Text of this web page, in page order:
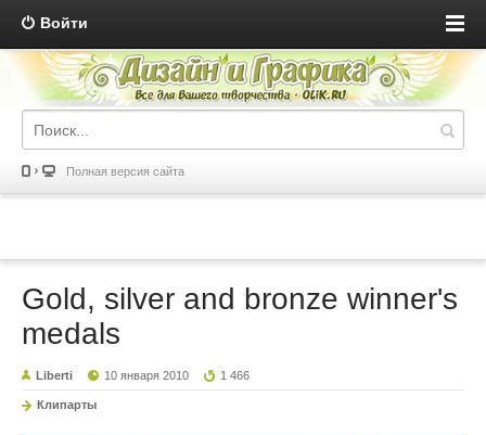
Войти
Полная версия сайта
Gold, silver and bronze winner's
medals
Liberti 10 января 2010 1 466
Клипарты